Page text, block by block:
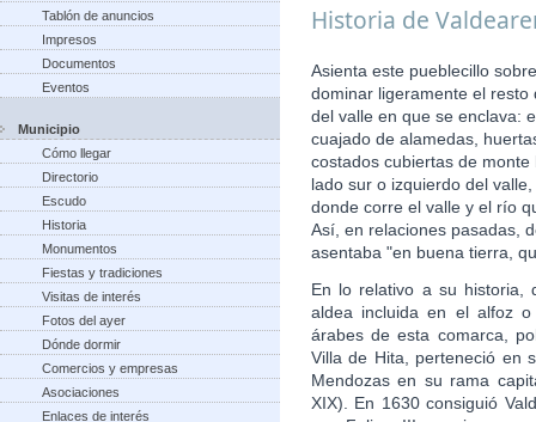
Tablón de anuncios
Impresos
Documentos
Eventos
Municipio
Cómo llegar
Directorio
Escudo
Historia
Monumentos
Fiestas y tradiciones
Visitas de interés
Fotos del ayer
Dónde dormir
Comercios y empresas
Asociaciones
Enlaces de interés
Historia de
Asienta este pueblecillo
dominar ligeramente el
del valle en que se enclava:
cuajado de alamedas,
costados cubiertas de
lado sur o izquierdo del
donde corre el valle y el río
Así, en relaciones pasadas,
asentaba "en buena tierra,
En lo relativo a su historia,
aldea incluida en el alfoz
árabes de esta comarca,
Villa de Hita, perteneció en
Mendozas en su rama
XIX). En 1630 consiguió